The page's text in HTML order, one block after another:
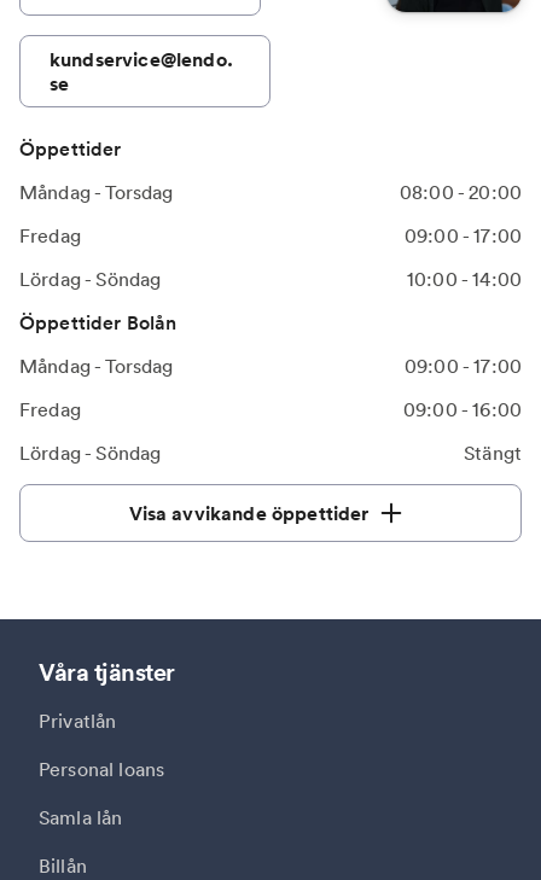
kundservice@lendo.
se
Öppettider
Måndag - Torsdag
08:00 - 20:00
Fredag
09:00 - 17:00
Lördag - Söndag
10:00 - 14:00
Öppettider Bolån
Måndag - Torsdag
09:00 - 17:00
Fredag
09:00 - 16:00
Lördag - Söndag
Stängt
Visa avvikande öppettider
Våra tjänster
Privatlån
Personal loans
Samla lån
Billån